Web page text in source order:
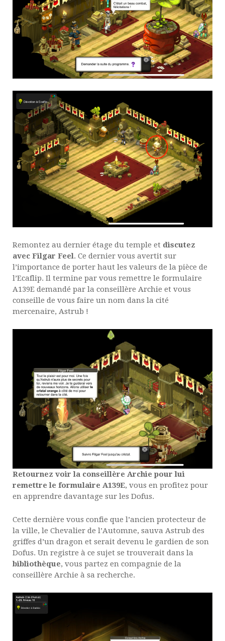
Remontez au dernier étage du temple et discutez
avec Filgar Feel. Ce dernier vous avertit sur
l’importance de porter haut les valeurs de la pièce de
l’Ecaflip. Il termine par vous remettre le formulaire
A139E demandé par la conseillère Archie et vous
conseille de vous faire un nom dans la cité
mercenaire, Astrub !
Retournez voir la conseillère Archie pour lui
remettre le formulaire A139E, vous en profitez pour
en apprendre davantage sur les Dofus.
Cette dernière vous confie que l’ancien protecteur de
la ville, le Chevalier de l’Automne, sauva Astrub des
griffes d’un dragon et serait devenu le gardien de son
Dofus. Un registre à ce sujet se trouverait dans la
bibliothèque, vous partez en compagnie de la
conseillère Archie à sa recherche.